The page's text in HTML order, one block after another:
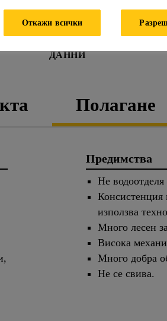
ДАННИ
Полагане
Предимства
Не водоотделя
Консистенция
използва
Много лесен
Висока
Много добра
Не се свива.
Откажи всички